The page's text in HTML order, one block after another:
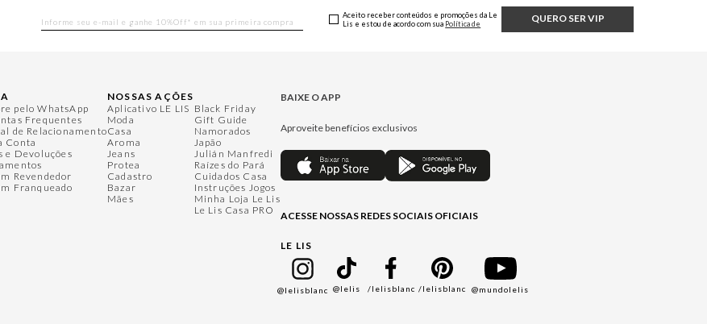
QUERO SER VIP
Aceito receber conteúdos e promoções da Le
Lis e estou de acordo com sua Política de
pelo WhatsApp
Frequentes
de Relacionamento
Conta
e Devoluções
Revendedor
Franqueado
NOSSAS AÇÕES
Aplicativo LE LIS
Moda
Casa
Aroma
Jeans
Protea
Cadastro
Bazar
Mães
Black Friday
Gift Guide
Namorados
Japão
Julián Manfredi
Raízes do Pará
Cuidados Casa
Instruções Jogos
Minha Loja Le Lis
Le Lis Casa PRO
BAIXE O APP
Aproveite benefícios exclusivos
ACESSE NOSSAS REDES SOCIAIS OFICIAIS
LE LIS
@lelisblanc @lelis /lelisblanc /lelisblanc @mundolelis